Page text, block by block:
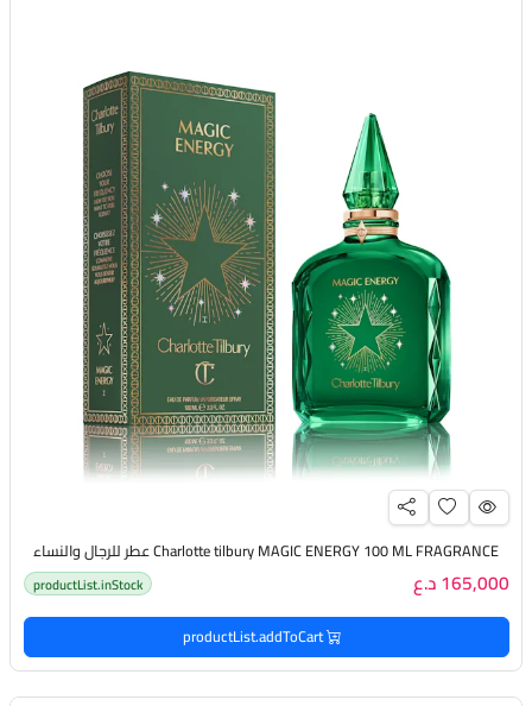
Charlotte tilbury MAGIC ENERGY 100 ML FRAGRANCE عطر للرجال والنساء
165,000 د.ع productList.inStock
productList.addToCart